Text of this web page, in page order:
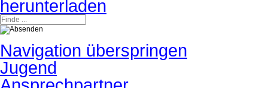
Navigation überspringen
Jugend